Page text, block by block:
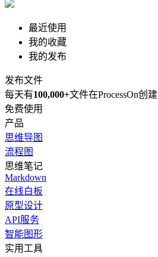
最近使用
我的收藏
我的发布
发布文件
每天有100,000+文件在ProcessOn创建
免费使用
产品
思维导图
流程图
思维笔记
Markdown
在线白板
原型设计
API服务
智能图形
实用工具